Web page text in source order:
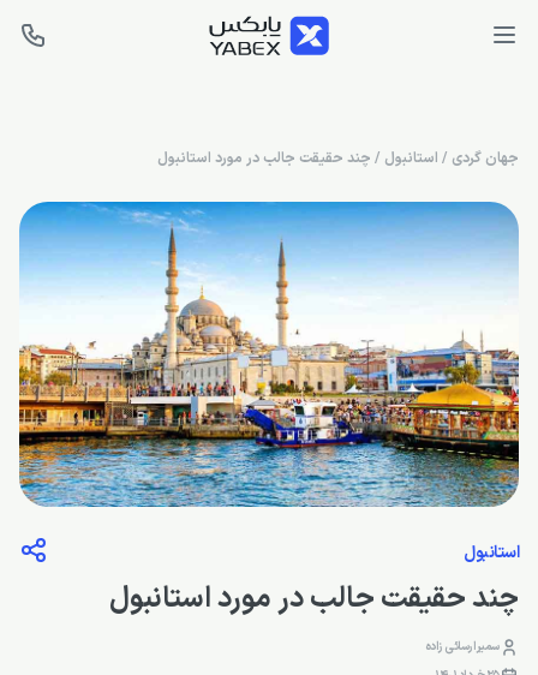
جهان گردی / استانبول / چند حقیقت جالب در مورد استانبول
استانبول
چند حقیقت جالب در مورد استانبول
سمیرا رسائی زاده